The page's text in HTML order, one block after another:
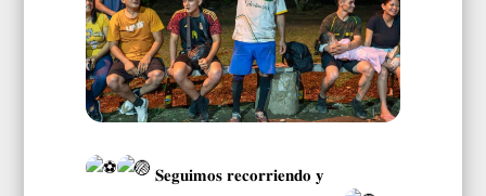
𝐒𝐞𝐠𝐮𝐢𝐦𝐨𝐬 𝐫𝐞𝐜𝐨𝐫𝐫𝐢𝐞𝐧𝐝𝐨 𝐲